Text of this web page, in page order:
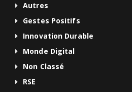
Autres
Gestes Positifs
Innovation Durable
Monde Digital
Non Classé
RSE